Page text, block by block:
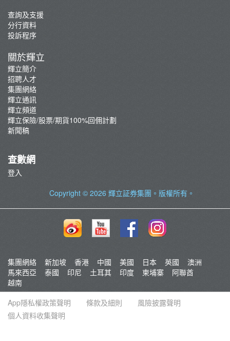
最新推廣及優惠
重要通知
輝立証券開戶優惠總覽
查詢及支援
分行資料
投訴程序
關於輝立
輝立簡介
招聘人才
集團網絡
輝立通訊
輝立頻道
輝立保險/股票/期貨100%回佣計劃
新聞稿
查數網
登入
Copyright © 2026 輝立証券集團 。版權所有。
集團網絡 新加坡 香港 中國 美國 日本 英國
澳洲
馬來西亞
泰國 印尼 土耳其 印度 柬埔寨
阿聯酋
越南
App隱私權政策聲明
條款及細則
風險披露聲明
個人資料收集聲明